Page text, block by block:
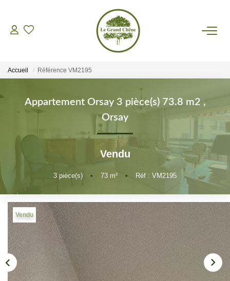
VENTES
GESTION
ASSURANCES
AGENCE
Nos Actualités
Accueil Référence VM2195
Appartement Orsay 3 pièce(s) 73.8 m2 ,
Orsay
Vendu
3 pièce(s) • 73 m² • Réf : VM2195
Vendu